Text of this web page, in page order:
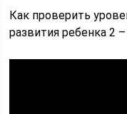
Как проверить
развития ребенка 2 –